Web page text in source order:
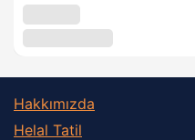
Hakkımızda
Helal Tatil